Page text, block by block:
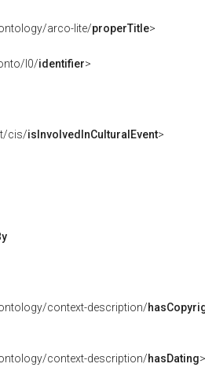
arco-lite/properTitle>
l0/identifier>
cis/isInvolvedInCulturalEvent>
context-description/
context-description/hasDating>